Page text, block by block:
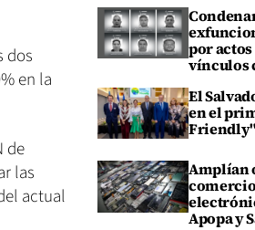
dos
en la
de
las
actual
por
vínculos
El
en el
Amplían
Apopa y